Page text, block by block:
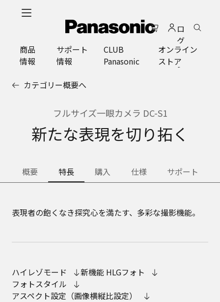
ロ
グ
イ
ン
商品
情報
サポート
情報
CLUB
Panasonic
オンライン
ストア
カテゴリー概要へ
フルサイズ一眼カメラ DC-S1
新たな表現を切り拓く
概要 特長 購入 仕様 サポート
表現者の飽くなき探究心を満たす、多彩な撮影機能。
ハイレゾモード
新機能 HLGフォト
フォトスタイル
アスペクト設定（画像横縦比設定）